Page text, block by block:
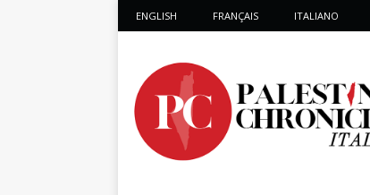
ENGLISH FRANÇAIS ITALIANO